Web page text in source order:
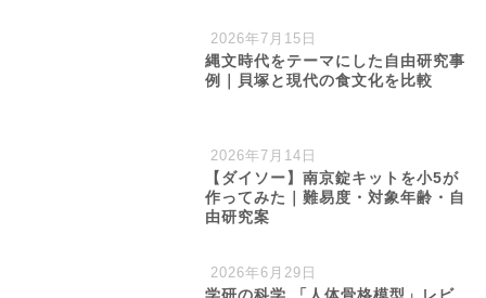
2026年7月15日
縄文時代をテーマにした自由研究事
例｜貝塚と現代の食文化を比較
2026年7月14日
【ダイソー】南京錠キットを小5が
作ってみた｜難易度・対象年齢・自
由研究案
2026年6月29日